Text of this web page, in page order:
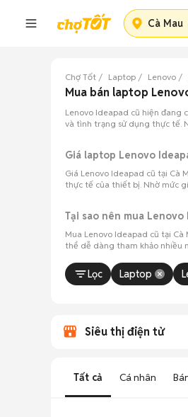
Cà Mau
Chợ Tốt Laptop Lenovo
Mua bán laptop
Lenovo Ideapad cũ hiện đang
và tình trạng sử dụng thực tế.
Giá laptop Lenovo
Giá Lenovo Ideapad cũ tại Cà
thực tế của thiết bị. Nhờ mức
Tại sao nên mua Lenovo
Mua Lenovo Ideapad cũ tại
thể dễ dàng tham khảo nhiều
Lọc
Laptop
Siêu thị điện tử
Tất cả Cá nhân